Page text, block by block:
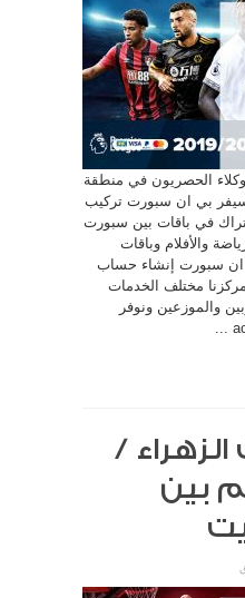
الحصريون في منطقة
بي ان سبورت تركيب
في باقات بين سبورت
والأفلام وباقات
ان سبورت إنشاء حساب
مختلف الخدمات
والموزعين ونوفر
/
/ رقم بين